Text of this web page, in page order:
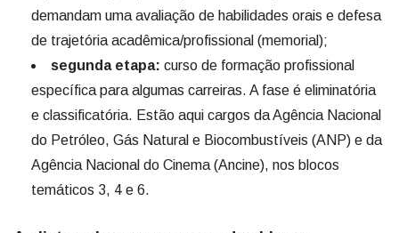
demandam uma avaliação de habilidades orais e defesa
de trajetória acadêmica/profissional (memorial);
segunda etapa: curso de formação profissional
específica para algumas carreiras. A fase é eliminatória
e classificatória. Estão aqui cargos da Agência Nacional
do Petróleo, Gás Natural e Biocombustíveis (ANP) e da
Agência Nacional do Cinema (Ancine), nos blocos
temáticos 3, 4 e 6.